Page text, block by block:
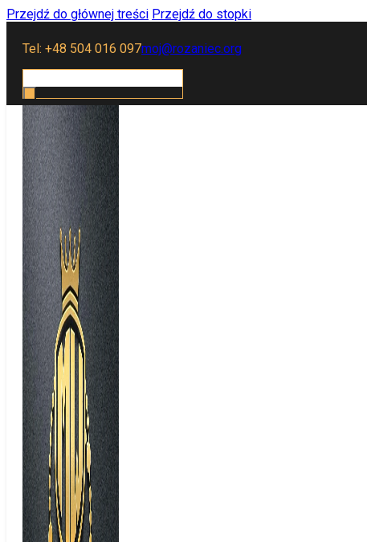
Przejdź do głównej treści Przejdź do stopki
Tel: +48 504 016 097moj@rozaniec.org